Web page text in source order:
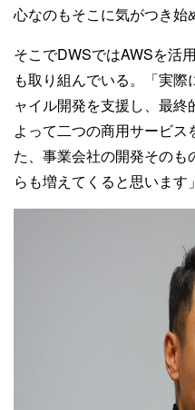
心なのもそこに気がつき始
そこでDWSではAWSを活
も取り組んでいる。「実
ャイル開発を支援し、最
よって二つの商用サービ
た、事業会社の開発その
らも増えてくると思います